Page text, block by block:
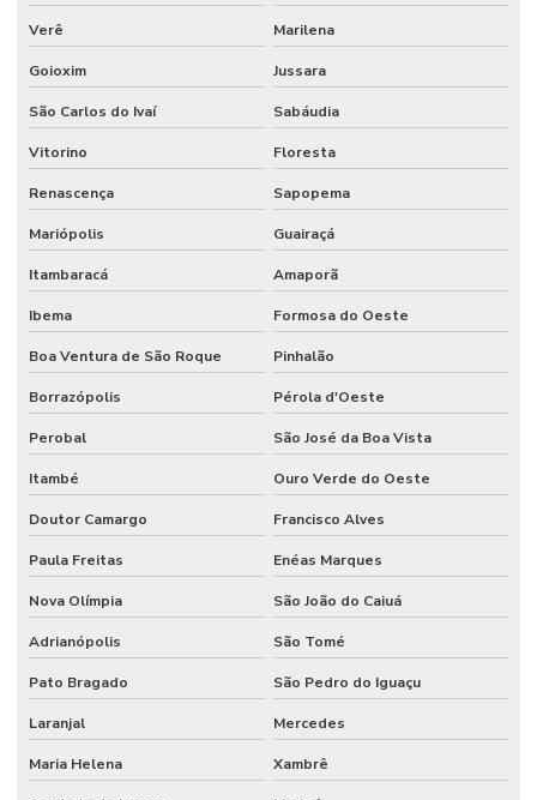
Verê Marilena
Goioxim Jussara
São Carlos do Ivaí Sabáudia
Vitorino Floresta
Renascença Sapopema
Mariópolis Guairaçá
Itambaracá Amaporã
Ibema Formosa do Oeste
Boa Ventura de São Roque Pinhalão
Borrazópolis Pérola d'Oeste
Perobal São José da Boa Vista
Itambé Ouro Verde do Oeste
Doutor Camargo Francisco Alves
Paula Freitas Enéas Marques
Nova Olímpia São João do Caiuá
Adrianópolis São Tomé
Pato Bragado São Pedro do Iguaçu
Laranjal Mercedes
Maria Helena Xambrê